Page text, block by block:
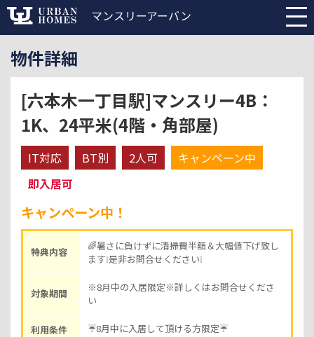
マンスリーアーバン
物件詳細
[六本木一丁目駅]マンスリー4B：
1K、24平米(4階・角部屋)
IT対応 BT別 2人可
キャンペーン中
即入居可
キャンペーン中！
特典内容
🌈暑さに負けずに清掃費半額＆大幅値下げ致し
ます❕是非お問合せください❕
対象期間
※8月中の入居限定※詳しくはお問合せくださ
い
利用条件 ☔8月中に入居して頂ける方限定☔